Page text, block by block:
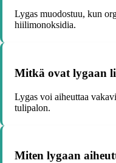
Lygas muodostuu, kun
hiilimonoksidia.
Mitkä ovat lygaan
Lygas voi aiheuttaa
tulipalon.
Miten lygaan